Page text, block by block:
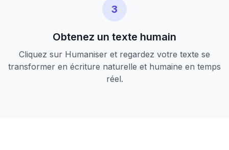
3
Obtenez un texte humain
Cliquez sur Humaniser et regardez votre texte se
transformer en écriture naturelle et humaine en temps
réel.